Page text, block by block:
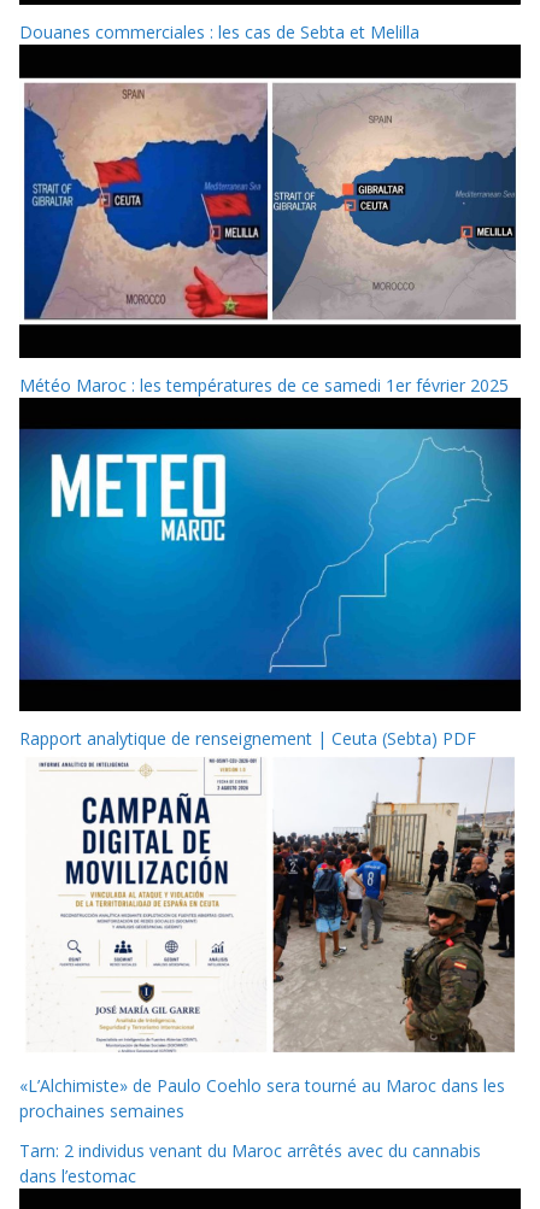
Douanes commerciales : les cas de Sebta et Melilla
Météo Maroc : les températures de ce samedi 1er février 2025
Rapport analytique de renseignement | Ceuta (Sebta) PDF
«L’Alchimiste» de Paulo Coehlo sera tourné au Maroc dans les
prochaines semaines
Tarn: 2 individus venant du Maroc arrêtés avec du cannabis
dans l’estomac